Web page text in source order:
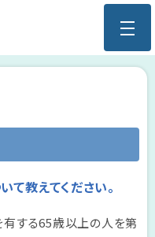
教えてください。
する65歳以上の人を第